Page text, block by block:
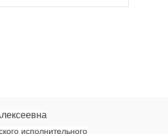
исполнительного